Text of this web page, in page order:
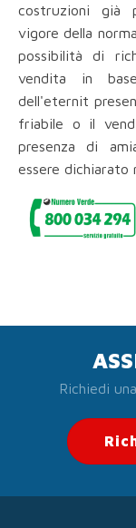
costruzioni già
vigore della
possibilità di
vendita in
dell'eternit
friabile o il
presenza di
essere dichiarato
Richiedi